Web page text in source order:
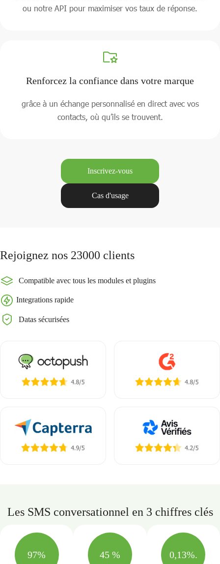
ou notre API pour maximiser vos taux de réponse.
Renforcez la confiance dans votre marque
grâce à un échange personnalisé en direct avec vos
contacts, où qu’ils se trouvent.
Inscrivez-vous
Cas d'usage
Rejoignez nos 23000 clients
Compatible avec tous les modules et plugins
Integrations rapide
Datas sécurisées
Les SMS conversationnel en 3 chiffres clés
97% 45 % 0,13%.